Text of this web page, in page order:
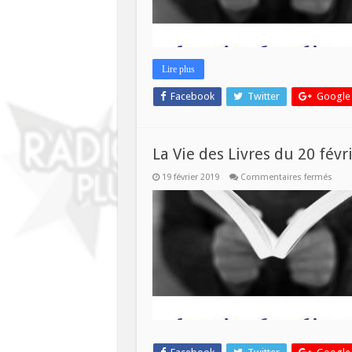
Lire plus
Facebook Twitter Google
La Vie des Livres du 20
19 février 2019 Commentaires ferméssur
des
20
février